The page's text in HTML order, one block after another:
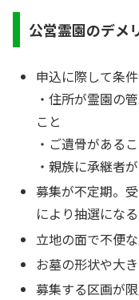
公営霊園のデメ
申込に際して条
・住所が霊園の
こと
・ご遺骨がある
・親族に承継者
募集が不定期。
により抽選にな
立地の面で不便
お墓の形状や大
募集する区画が